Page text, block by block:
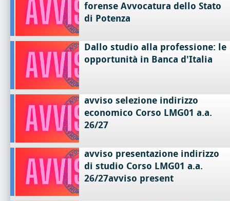
forense Avvocatura dello Stato
di Potenza
Dallo studio alla professione: le
opportunità in Banca d'Italia
avviso selezione indirizzo
economico Corso LMG01 a.a.
26/27
avviso presentazione indirizzo
di studio Corso LMG01 a.a.
26/27avviso present